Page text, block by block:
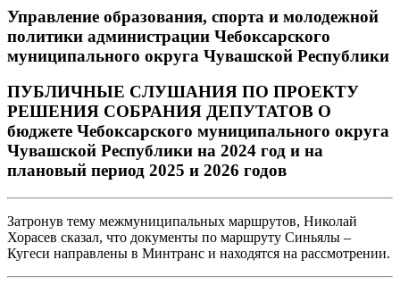
Управление образования, спорта и молодежной
политики администрации Чебоксарского
муниципального округа Чувашской Республики
ПУБЛИЧНЫЕ СЛУШАНИЯ ПО ПРОЕКТУ
РЕШЕНИЯ СОБРАНИЯ ДЕПУТАТОВ О
бюджете Чебоксарского муниципального округа
Чувашской Республики на 2024 год и на
плановый период 2025 и 2026 годов
Затронув тему межмуниципальных маршрутов, Николай
Хорасев сказал, что документы по маршруту Синьялы –
Кугеси направлены в Минтранс и находятся на рассмотрении.